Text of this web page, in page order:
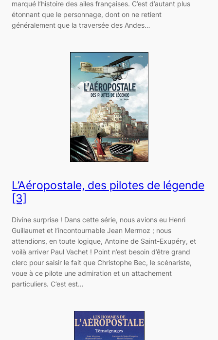
marqué l’histoire des ailes françaises. C’est d’autant plus
étonnant que le personnage, dont on ne retient
généralement que la traversée des Andes…
L’Aéropostale, des pilotes de légende
[3]
Divine surprise ! Dans cette série, nous avions eu Henri
Guillaumet et l’incontournable Jean Mermoz ; nous
attendions, en toute logique, Antoine de Saint-Exupéry, et
voilà arriver Paul Vachet ! Point n’est besoin d’être grand
clerc pour saisir le fait que Christophe Bec, le scénariste,
voue à ce pilote une admiration et un attachement
particuliers. C’est est…